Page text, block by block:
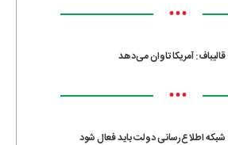
•••
قالیباف: آمریکا تاوان می‌دهد
•••
شبکه اطلاع‌رسانی دولت باید فعال شود